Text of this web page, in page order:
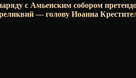
с Амьенским собором
— голову Иоанна